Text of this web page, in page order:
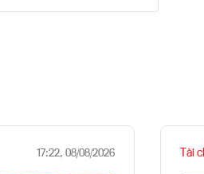
17:22, 08/08/2026 Tài